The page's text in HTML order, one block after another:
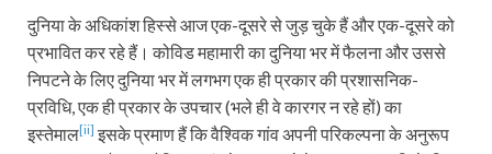
दुनिया के अधिकांश हिस्से आज एक-दूसरे से जुड़ चुके हैं और एक-दूसरे को
प्रभावित कर रहे हैं। कोविड महामारी का दुनिया भर में फैलना और उससे
निपटने के लिए दुनिया भर में लगभग एक ही प्रकार की प्रशासनिक-
प्रविधि, एक ही प्रकार के उपचार (भले ही वे कारगर न रहे हों) का
इस्तेमाल[ii] इसके प्रमाण हैं कि वैश्विक गांव अपनी परिकल्पना के अनुरूप